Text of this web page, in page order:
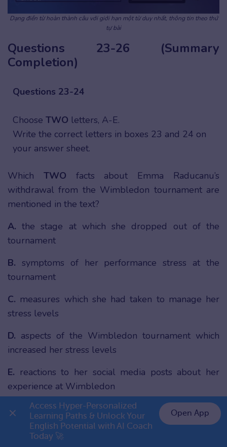
Dạng điền từ hoàn thành câu với giới hạn một từ duy nhất, thông tin theo thứ
tự bài
Questions 23-26 (Summary
Completion)
Questions 23-24
Choose TWO letters, A-E.
Write the correct letters in boxes 23 and 24 on
your answer sheet.
Which TWO facts about Emma Raducanu’s
withdrawal from the Wimbledon tournament are
mentioned in the text?
A. the stage at which she dropped out of the
tournament
B. symptoms of her performance stress at the
tournament
C. measures which she had taken to manage her
stress levels
D. aspects of the Wimbledon tournament which
increased her stress levels
E. reactions to her social media posts about her
experience at Wimbledon
Questions 25-26
ChooseTWO
👉 Premium 1 năm chỉ 799K
Access Hyper-Personalized
Learning Paths & Unlock Your
English Potential with AI Coach
Today 🚀
Open App